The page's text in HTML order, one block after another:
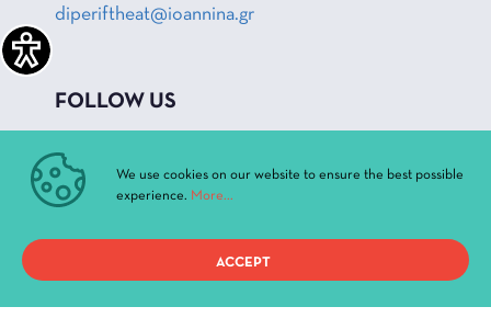
diperiftheat@ioannina.gr
FOLLOW US
_Instagram
We use cookies on our website to ensure the best possible
experience. More...
ACCEPT